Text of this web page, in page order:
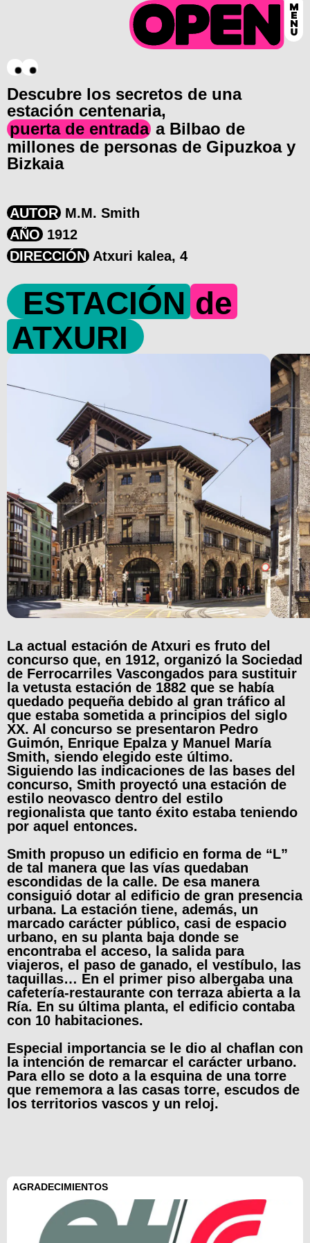
Descubre los secretos de una
estación centenaria,
puerta de entrada a Bilbao de
millones de personas de Gipuzkoa y
Bizkaia
AUTOR M.M. Smith
AÑO 1912
DIRECCIÓN Atxuri kalea, 4
ESTACIÓN de
ATXURI
La actual estación de Atxuri es fruto del
concurso que, en 1912, organizó la Sociedad
de Ferrocarriles Vascongados para sustituir
la vetusta estación de 1882 que se había
quedado pequeña debido al gran tráfico al
que estaba sometida a principios del siglo
XX. Al concurso se presentaron Pedro
Guimón, Enrique Epalza y Manuel María
Smith, siendo elegido este último.
Siguiendo las indicaciones de las bases del
concurso, Smith proyectó una estación de
estilo neovasco dentro del estilo
regionalista que tanto éxito estaba teniendo
por aquel entonces.
Smith propuso un edificio en forma de “L”
de tal manera que las vías quedaban
escondidas de la calle. De esa manera
consiguió dotar al edificio de gran presencia
urbana. La estación tiene, además, un
marcado carácter público, casi de espacio
urbano, en su planta baja donde se
encontraba el acceso, la salida para
viajeros, el paso de ganado, el vestíbulo, las
taquillas… En el primer piso albergaba una
cafetería-restaurante con terraza abierta a la
Ría. En su última planta, el edificio contaba
con 10 habitaciones.
Especial importancia se le dio al chaflan con
la intención de remarcar el carácter urbano.
Para ello se doto a la esquina de una torre
que rememora a las casas torre, escudos de
los territorios vascos y un reloj.
AGRADECIMIENTOS